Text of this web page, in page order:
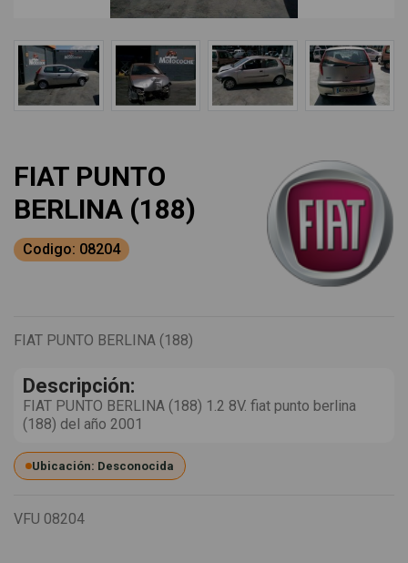
FIAT PUNTO
BERLINA (188)
Codigo: 08204
FIAT PUNTO BERLINA (188)
Descripción:
FIAT PUNTO BERLINA (188) 1.2 8V. fiat punto berlina
(188) del año 2001
Ubicación: Desconocida
VFU 08204